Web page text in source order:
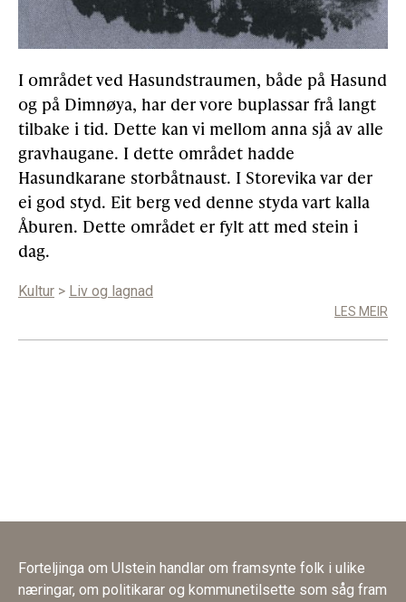
I området ved Hasundstraumen, både på Hasund
og på Dimnøya, har der vore buplassar frå langt
tilbake i tid. Dette kan vi mellom anna sjå av alle
gravhaugane. I dette området hadde
Hasundkarane storbåtnaust. I Storevika var der
ei god styd. Eit berg ved denne styda vart kalla
Åburen. Dette området er fylt att med stein i
dag.
Kultur > Liv og lagnad
LES MEIR
Forteljinga om Ulstein handlar om framsynte folk i ulike
næringar, om politikarar og kommunetilsette som såg fram